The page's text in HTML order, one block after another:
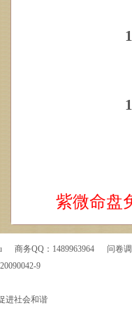
紫微命盘
商务QQ：1489963964 问卷
9
进社会和谐